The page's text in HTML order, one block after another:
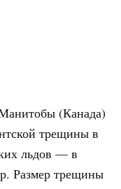
(Канада)
трещины в
льдов — в
Размер трещины